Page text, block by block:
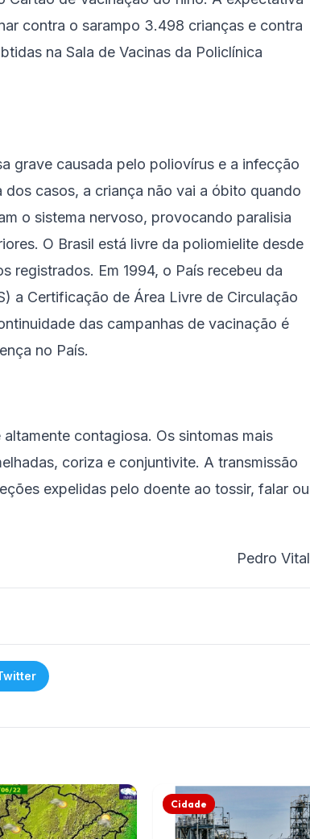
contra o sarampo 3.498 crianças e contra
na Sala de Vacinas da Policlínica
grave causada pelo poliovírus e a infecção
casos, a criança não vai a óbito quando
o sistema nervoso, provocando paralisia
O Brasil está livre da poliomielite desde
registrados. Em 1994, o País recebeu da
a Certificação de Área Livre de Circulação
das campanhas de vacinação é
no País.
contagiosa. Os sintomas mais
coriza e conjuntivite. A transmissão
expelidas pelo doente ao tossir, falar ou
Pedro Vital
Cidade